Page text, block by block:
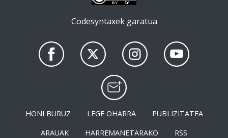
Codesyntaxek garatua
HONI BURUZ LEGE OHARRA
PUBLIZITATEA
ARAUAK
HARREMANETARAKO RSS